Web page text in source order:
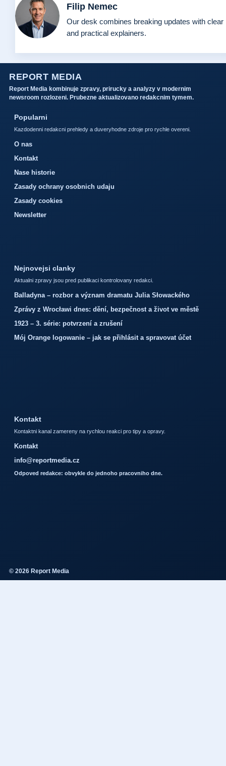
Filip Nemec
Our desk combines breaking updates with clear
and practical explainers.
REPORT MEDIA
Report Media kombinuje zpravy, prirucky a analyzy v modernim
newsroom rozlozeni. Prubezne aktualizovano redakcnim tymem.
Popularni
Kazdodenni redakcni prehledy a duveryhodne zdroje pro rychle overeni.
O nas
Kontakt
Nase historie
Zasady ochrany osobnich udaju
Zasady cookies
Newsletter
Nejnovejsi clanky
Aktualni zpravy jsou pred publikaci kontrolovany redakci.
Balladyna – rozbor a význam dramatu Julia Słowackého
Zprávy z Wrocławi dnes: dění, bezpečnost a život ve městě
1923 – 3. série: potvrzení a zrušení
Mój Orange logowanie – jak se přihlásit a spravovat účet
Kontakt
Kontaktni kanal zamereny na rychlou reakci pro tipy a opravy.
Kontakt
info@reportmedia.cz
Odpoved redakce: obvykle do jednoho pracovniho dne.
© 2026 Report Media